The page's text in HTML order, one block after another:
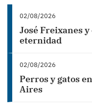
02/08/2026
José Freixanes
eternidad
02/08/2026
Perros y gatos
Aires